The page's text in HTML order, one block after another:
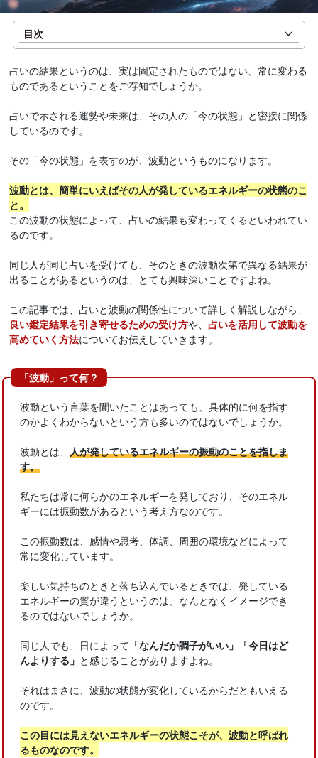
目次
占いの結果というのは、実は固定されたものではない、常に変わる
ものであるということをご存知でしょうか。
占いで示される運勢や未来は、その人の「今の状態」と密接に関係
しているのです。
その「今の状態」を表すのが、波動というものになります。
波動とは、簡単にいえばその人が発しているエネルギーの状態のこ
と。
この波動の状態によって、占いの結果も変わってくるといわれてい
るのです。
同じ人が同じ占いを受けても、そのときの波動次第で異なる結果が
出ることがあるというのは、とても興味深いことですよね。
この記事では、占いと波動の関係性について詳しく解説しながら、
良い鑑定結果を引き寄せるための受け方や、占いを活用して波動を
高めていく方法についてお伝えしていきます。
「波動」って何？
波動という言葉を聞いたことはあっても、具体的に何を指す
のかよくわからないという方も多いのではないでしょうか。
波動とは、人が発しているエネルギーの振動のことを指しま
す。
私たちは常に何らかのエネルギーを発しており、そのエネル
ギーには振動数があるという考え方なのです。
この振動数は、感情や思考、体調、周囲の環境などによって
常に変化しています。
楽しい気持ちのときと落ち込んでいるときでは、発している
エネルギーの質が違うというのは、なんとなくイメージでき
るのではないでしょうか。
同じ人でも、日によって 「なんだか調子がいい」「今日はど
んよりする」 と感じることがありますよね。
それはまさに、波動の状態が変化しているからだともいえる
のです。
この目には見えないエネルギーの状態こそが、波動と呼ばれ
るものなのです。